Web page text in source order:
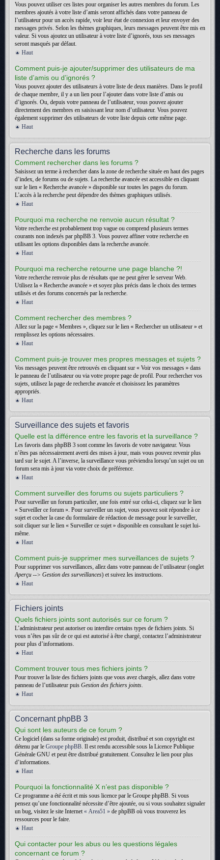
Vous pouvez utiliser ces listes pour organiser les autres membres du forum. Les
membres ajoutés à votre liste d’amis seront affichés dans votre panneau de
l’utilisateur pour un accès rapide, voir leur état de connexion et leur envoyer des
messages privés. Selon les thèmes graphiques, leurs messages peuvent être mis en
valeur. Si vous ajoutez un utilisateur à votre liste d’ignorés, tous ses messages
seront masqués par défaut.
Haut
Comment puis-je ajouter/supprimer des utilisateurs de ma
liste d’amis ou d’ignorés ?
Vous pouvez ajouter des utilisateurs à votre liste de deux manières. Dans le profil
de chaque membre, il y a un lien pour l’ajouter dans votre liste d’amis ou
d’ignorés. Ou, depuis votre panneau de l’utilisateur, vous pouvez ajouter
directement des membres en saisissant leur nom d’utilisateur. Vous pouvez
également supprimer des utilisateurs de votre liste depuis cette même page.
Haut
Recherche dans les forums
Comment rechercher dans les forums ?
Saisissez un terme à rechercher dans la zone de recherche située en haut des pages
d’index, de forums ou de sujets. La recherche avancée est accessible en cliquant
sur le lien « Recherche avancée » disponible sur toutes les pages du forum.
L’accès à la recherche peut dépendre des thèmes graphiques utilisés.
Haut
Pourquoi ma recherche ne renvoie aucun résultat ?
Votre recherche est probablement trop vague ou comprend plusieurs termes
courants non indexés par phpBB 3. Vous pouvez affiner votre recherche en
utilisant les options disponibles dans la recherche avancée.
Haut
Pourquoi ma recherche retourne une page blanche ?!
Votre recherche renvoie plus de résultats que ne peut gérer le serveur Web.
Utilisez la « Recherche avancée » et soyez plus précis dans le choix des termes
utilisés et des forums concernés par la recherche.
Haut
Comment rechercher des membres ?
Allez sur la page « Membres », cliquez sur le lien « Rechercher un utilisateur » et
remplissez les options nécessaires.
Haut
Comment puis-je trouver mes propres messages et sujets ?
Vos messages peuvent être retrouvés en cliquant sur « Voir vos messages » dans
le panneau de l’utilisateur ou via votre propre page de profil. Pour rechercher vos
sujets, utilisez la page de recherche avancée et choisissez les paramètres
appropriés.
Haut
Surveillance des sujets et favoris
Quelle est la différence entre les favoris et la surveillance ?
Les favoris dans phpBB 3 sont comme les favoris de votre navigateur. Vous
n’êtes pas nécessairement averti des mises à jour, mais vous pouvez revenir plus
tard sur le sujet. A l’inverse, la surveillance vous préviendra lorsqu’un sujet ou un
forum sera mis à jour via votre choix de préférence.
Haut
Comment surveiller des forums ou sujets particuliers ?
Pour surveiller un forum particulier, une fois entré sur celui-ci, cliquez sur le lien
« Surveiller ce forum ». Pour surveiller un sujet, vous pouvez soit répondre à ce
sujet et cocher la case du formulaire de rédaction de message pour le surveiller,
soit cliquer sur le lien « Surveiller ce sujet » disponible en consultant le sujet lui-
même.
Haut
Comment puis-je supprimer mes surveillances de sujets ?
Pour supprimer vos surveillances, allez dans votre panneau de l’utilisateur (onglet
Aperçu --> Gestion des surveillances) et suivez les instructions.
Haut
Fichiers joints
Quels fichiers joints sont autorisés sur ce forum ?
L’administrateur peut autoriser ou interdire certains types de fichiers joints. Si
vous n’êtes pas sûr de ce qui est autorisé à être chargé, contactez l’administrateur
pour plus d’informations.
Haut
Comment trouver tous mes fichiers joints ?
Pour trouver la liste des fichiers joints que vous avez chargés, allez dans votre
panneau de l’utilisateur puis Gestion des fichiers joints.
Haut
Concernant phpBB 3
Qui sont les auteurs de ce forum ?
Ce logiciel (dans sa forme originale) est produit, distribué et son copyright est
détenu par le Groupe phpBB. Il est rendu accessible sous la Licence Publique
Générale GNU et peut être distribué gratuitement. Consultez le lien pour plus
d’informations.
Haut
Pourquoi la fonctionnalité X n’est pas disponible ?
Ce programme a été écrit et mis sous licence par le Groupe phpBB. Si vous
pensez qu’une fonctionnalité nécessite d’être ajoutée, ou si vous souhaitez signaler
un bug, visitez le site Internet« Area51 » de phpBB où vous trouverez les
ressources pour le faire.
Haut
Qui contacter pour les abus ou les questions légales
concernant ce forum ?